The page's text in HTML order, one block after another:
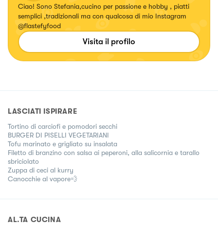
Ciao! Sono Stefania,cucino per passione e hobby , piatti
semplici ,tradizionali ma con qualcosa di mio Instagram
@flastefyfood
Visita il profilo
LASCIATI ISPIRARE
Tortino di carciofi e pomodori secchi
BURGER DI PISELLI VEGETARIANI
Tofu marinato e grigliato su insalata
Filetto di branzino con salsa ai peperoni, alla salicornia e tarallo
sbriciolato
Zuppa di ceci al kurry
Canocchie al vapore💨
AL.TA CUCINA